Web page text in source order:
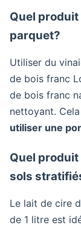
Quel
parquet?
Utiliser du
de bois franc
de bois franc
nettoyant.
utiliser une
Quel
sols
Le lait de cire
de 1 litre est